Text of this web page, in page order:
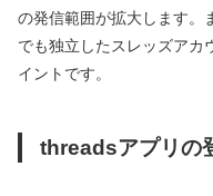
の発信範囲が拡大します。
でも独立したスレッズアカ
イントです。
threadsアプリの